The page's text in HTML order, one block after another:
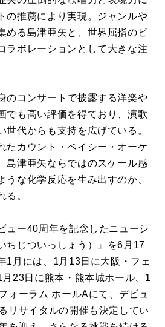
の推薦により実現。ジャンルや
める島津亜矢と、世界屈指のビ
ラボレーションとして大きな注
のコンサートで披露する洋楽や
でも高い評価を得ており、演歌
世代からも支持を広げている。
たカウント・ベイシー・オーケ
島津亜矢ならではのスケール感
うな化学反応を生み出すのか、
る。
ュー40周年を記念したニューシ
ちじついっしょう）』を6月17
1月には、1月13日に大阪・フェ
23日に熊本・熊本城ホール、1
ォーラム ホールAにて、デビュ
リサイタルの開催も決定してい